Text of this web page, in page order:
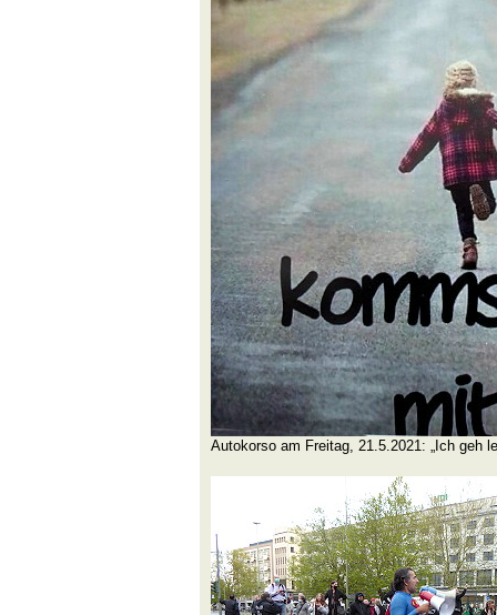
Autokorso am Freitag, 21.5.2021: „Ich geh